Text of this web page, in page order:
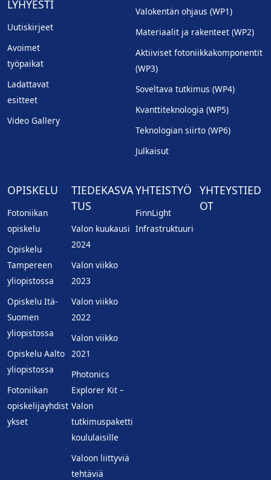
LYHYESTI
Uutiskirjeet
Avoimet
työpaikat
Ladattavat
esitteet
Video Gallery
Valokentän ohjaus (WP1)
Materiaalit ja rakenteet (WP2)
Aktiiviset fotoniikkakomponentit
(WP3)
Soveltava tutkimus (WP4)
Kvanttiteknologia (WP5)
Teknologian siirto (WP6)
Julkaisut
OPISKELU
Fotoniikan
opiskelu
Opiskelu
Tampereen
yliopistossa
Opiskelu Itä-
Suomen
yliopistossa
Opiskelu Aalto
yliopistossa
Fotoniikan
opiskelijayhdist
ykset
TIEDEKASVA
TUS
Valon kuukausi
2024
Valon viikko
2023
Valon viikko
2022
Valon viikko
2021
Photonics
Explorer Kit –
Valon
tutkimuspaketti
koululaisille
Valoon liittyviä
tehtäviä
YHTEISTYÖ
FinnLight
Infrastruktuuri
YHTEYSTIED
OT